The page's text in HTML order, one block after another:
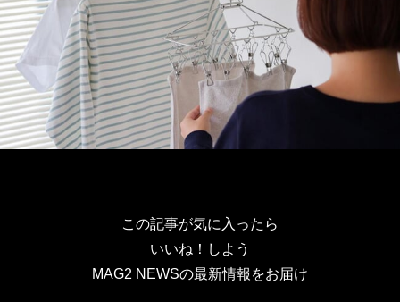
この記事が気に入ったら
いいね！しよう
MAG2 NEWSの最新情報をお届け